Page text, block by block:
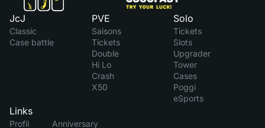
JcJ
Classic
Case battle
PVE
Saisons
Tickets
Double
Hi Lo
Crash
X50
Solo
Tickets
Slots
Upgrader
Tower
Cases
Poggi
eSports
Links
Profil
Anniversary